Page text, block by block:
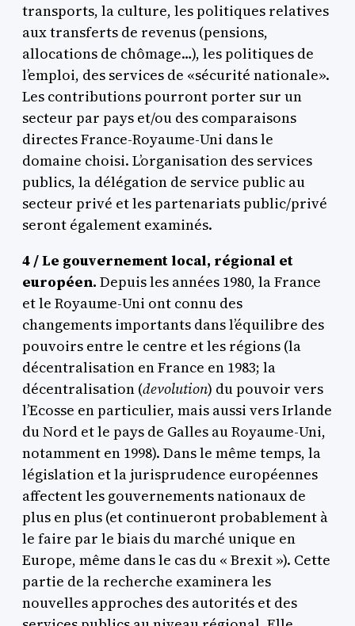
transports, la culture, les politiques relatives
aux transferts de revenus (pensions,
allocations de chômage…), les politiques de
l’emploi, des services de «sécurité nationale».
Les contributions pourront porter sur un
secteur par pays et/ou des comparaisons
directes France-Royaume-Uni dans le
domaine choisi. L’organisation des services
publics, la délégation de service public au
secteur privé et les partenariats public/privé
seront également examinés.
4 / Le gouvernement local, régional et
européen. Depuis les années 1980, la France
et le Royaume-Uni ont connu des
changements importants dans l’équilibre des
pouvoirs entre le centre et les régions (la
décentralisation en France en 1983; la
décentralisation (devolution) du pouvoir vers
l’Ecosse en particulier, mais aussi vers Irlande
du Nord et le pays de Galles au Royaume-Uni,
notamment en 1998). Dans le même temps, la
législation et la jurisprudence européennes
affectent les gouvernements nationaux de
plus en plus (et continueront probablement à
le faire par le biais du marché unique en
Europe, même dans le cas du « Brexit »). Cette
partie de la recherche examinera les
nouvelles approches des autorités et des